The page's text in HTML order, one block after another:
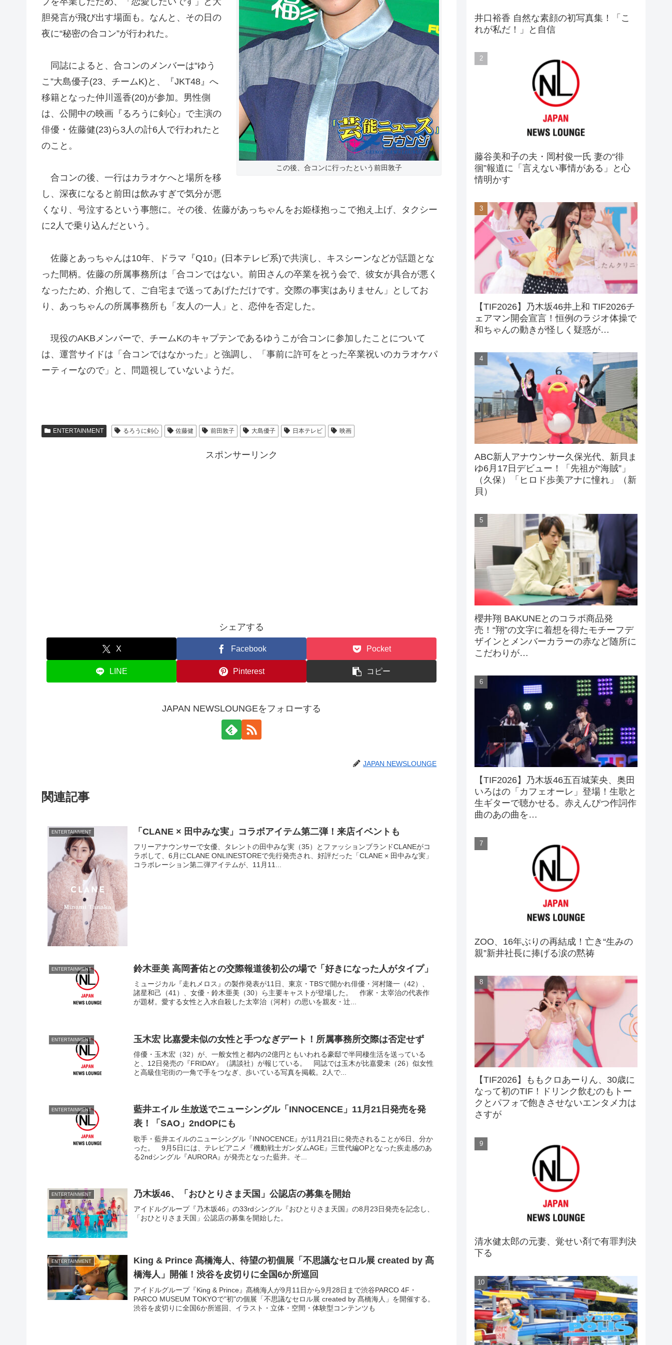
この後、合コンに行ったという前田敦子
胆発言が飛び出す場面も。なんと、その日の
夜に“秘密の合コン”が行われた。
同誌によると、合コンのメンバーは“ゆう
こ”大島優子(23、チームK)と、『JKT48』へ
移籍となった仲川遥香(20)が参加。男性側
は、公開中の映画『るろうに剣心』で主演の
俳優・佐藤健(23)ら3人の計6人で行われたと
のこと。
合コンの後、一行はカラオケへと場所を移
し、深夜になると前田は飲みすぎで気分が悪
くなり、号泣するという事態に。その後、佐藤があっちゃんをお姫様抱っこで抱え上げ、タクシー
に2人で乗り込んだという。
佐藤とあっちゃんは10年、ドラマ『Q10』(日本テレビ系)で共演し、キスシーンなどが話題とな
った間柄。佐藤の所属事務所は「合コンではない。前田さんの卒業を祝う会で、彼女が具合が悪く
なったため、介抱して、ご自宅まで送ってあげただけです。交際の事実はありません」としてお
り、あっちゃんの所属事務所も「友人の一人」と、恋仲を否定した。
現役のAKBメンバーで、チームKのキャプテンであるゆうこが合コンに参加したことについて
は、運営サイドは「合コンではなかった」と強調し、「事前に許可をとった卒業祝いのカラオケパ
ーティーなので」と、問題視していないようだ。
ENTERTAINMENT るろうに剣心 佐藤健 前田敦子 大島優子 日本テレビ 映画
スポンサーリンク
シェアする
X Facebook Pocket
LINE Pinterest コピー
JAPAN NEWSLOUNGEをフォローする
JAPAN NEWSLOUNGE
関連記事
ENTERTAINMENT 「CLANE × 田中みな実」コラボアイテム第二弾！来店イベントも
フリーアナウンサーで女優、タレントの田中みな実（35）とファッションブランドCLANEがコ
ラボして、6月にCLANE ONLINESTOREで先行発売され、好評だった「CLANE × 田中みな実」
コラボレーション第二弾アイテムが、11月11...
ENTERTAINMENT 鈴木亜美 高岡蒼佑との交際報道後初公の場で「好きになった人がタイプ」
ミュージカル『走れメロス』の製作発表が11日、東京・TBSで開かれ俳優・河村隆一（42）、
諸星和己（41）、女優・鈴木亜美（30）ら主要キャストが登場した。 作家・太宰治の代表作
が題材。愛する女性と入水自殺した太宰治（河村）の思いを親友・辻...
ENTERTAINMENT 玉木宏 比嘉愛未似の女性と手つなぎデート！所属事務所交際は否定せず
俳優・玉木宏（32）が、一般女性と都内の2億円ともいわれる豪邸で半同棲生活を送っている
と、12日発売の『FRIDAY』（講談社）が報じている。 同誌では玉木が比嘉愛未（26）似女性
と高級住宅街の一角で手をつなぎ、歩いている写真を掲載。2人で...
ENTERTAINMENT
藍井エイル 生放送でニューシングル「INNOCENCE」11月21日発売を発
表！「SAO」2ndOPにも
歌手・藍井エイルのニューシングル『INNOCENCE』が11月21日に発売されることが6日、分か
った。 9月5日には、テレビアニメ『機動戦士ガンダムAGE』三世代編OPとなった疾走感のあ
る2ndシングル『AURORA』が発売となった藍井。そ...
ENTERTAINMENT 乃木坂46、「おひとりさま天国」公認店の募集を開始
アイドルグループ『乃木坂46』の33rdシングル『おひとりさま天国』の8月23日発売を記念し、
「おひとりさま天国」公認店の募集を開始した。
ENTERTAINMENT
King & Prince 髙橋海人、待望の初個展「不思議なセロル展 created by 髙
橋海人」開催！渋谷を皮切りに全国6か所巡回
アイドルグループ『King & Prince』髙橋海人が9月11日から9月28日まで渋谷PARCO 4F・
PARCO MUSEUM TOKYOで"初"の個展「不思議なセロル展 created by 髙橋海人」を開催する。
渋谷を皮切りに全国6か所巡回、イラスト・立体・空間・体験型コンテンツも
井口裕香 自然な素顔の初写真集！「こ
れが私だ！」と自信
藤谷美和子の夫・岡村俊一氏 妻の“徘
徊”報道に「言えない事情がある」と心
情明かす
【TIF2026】乃木坂46井上和 TIF2026チ
ェアマン開会宣言！恒例のラジオ体操で
和ちゃんの動きが怪しく疑惑が…
ABC新人アナウンサー久保光代、新貝ま
ゆ6月17日デビュー！「先祖が“海賊”」
（久保）「ヒロド歩美アナに憧れ」（新
貝）
櫻井翔 BAKUNEとのコラボ商品発
売！“翔”の文字に着想を得たモチーフデ
ザインとメンバーカラーの赤など随所に
こだわりが…
【TIF2026】乃木坂46五百城茉央、奥田
いろはの「カフェオーレ」登場！生歌と
生ギターで聴かせる。赤えんぴつ作詞作
曲のあの曲を…
ZOO、16年ぶりの再結成！亡き“生みの
親”新井社長に捧げる涙の黙祷
【TIF2026】ももクロあーりん、30歳に
なって初のTIF！ドリンク飲むのもトー
クとパフォで飽きさせないエンタメ力は
さすが
清水健太郎の元妻、覚せい剤で有罪判決
下る